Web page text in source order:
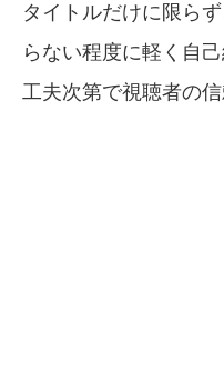
タイトルだけに限ら
らない程度に軽く自
工夫次第で視聴者の